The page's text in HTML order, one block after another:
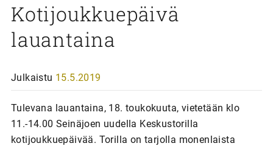
Kotijoukkuepäivä
lauantaina
Julkaistu 15.5.2019
Tulevana lauantaina, 18. toukokuuta, vietetään klo
11.-14.00 Seinäjoen uudella Keskustorilla
kotijoukkuepäivää. Torilla on tarjolla monenlaista